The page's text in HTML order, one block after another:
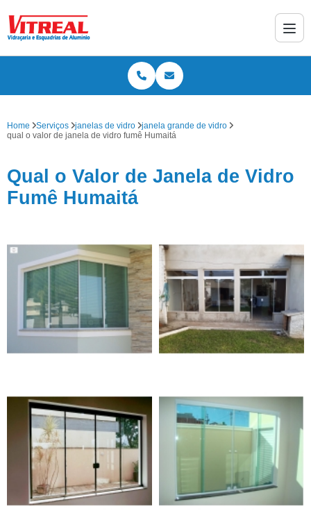
Home Serviços janelas de vidro
janela grande de vidro
qual o valor de janela de vidro fumê Humaitá
Qual o Valor de Janela de Vidro
Fumê Humaitá